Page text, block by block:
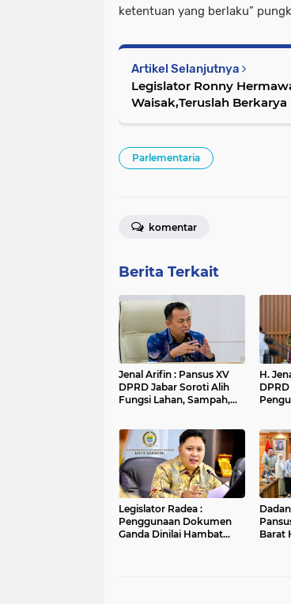
ketentuan yang berlaku”
Artikel Selanjutnya
Legislator Ronny
Waisak,Teruslah
Parlementaria
komentar
Berita Terkait
Jenal Arifin : Pansus XV
DPRD Jabar Soroti Alih
Fungsi Lahan, Sampah,
H.
Legislator Radea :
Penggunaan Dokumen
Ganda Dinilai Hambat
Barat